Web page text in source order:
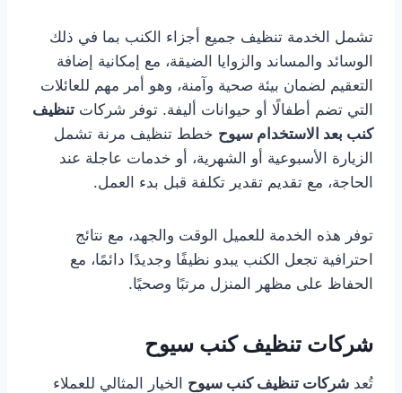
تشمل الخدمة تنظيف جميع أجزاء الكنب بما في ذلك
الوسائد والمساند والزوايا الضيقة، مع إمكانية إضافة
التعقيم لضمان بيئة صحية وآمنة، وهو أمر مهم للعائلات
التي تضم أطفالًا أو حيوانات أليفة. توفر شركات تنظيف
كنب بعد الاستخدام سيوح خطط تنظيف مرنة تشمل
الزيارة الأسبوعية أو الشهرية، أو خدمات عاجلة عند
الحاجة، مع تقديم تقدير تكلفة قبل بدء العمل.
توفر هذه الخدمة للعميل الوقت والجهد، مع نتائج
احترافية تجعل الكنب يبدو نظيفًا وجديدًا دائمًا، مع
الحفاظ على مظهر المنزل مرتبًا وصحيًا.
شركات تنظيف كنب سيوح
تُعد شركات تنظيف كنب سيوح الخيار المثالي للعملاء